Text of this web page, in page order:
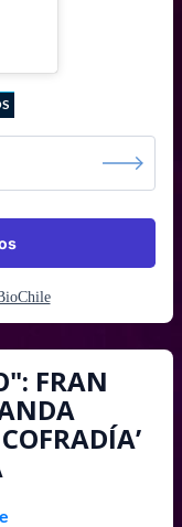
FRAN